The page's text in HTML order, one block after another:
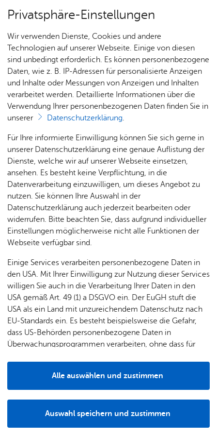
Un­se­re Ort­schaft
Zah­
Daten
& Fak­
ten
His­to­
ri­sches
Orts­
ver­
tung
s­rat &
Orts­
vor­
ste­her
Start­sei­te
Vor­le­sen
Kon­takt­for­mu­lar
Haben Sie Fragen, Ideen oder Anregungen an die
Ortsverwaltung Raderach? Bitte nutzen Sie das
Kontaktformular.
Kon­takt­for­mu­lar
Bitte be­ach­ten Sie, dass die mit * ge­kenn­zeich­ne­ten Fel­der Pflicht­
an­ga­ben sind.
Ihre Nach­richt
Kommentar *
Per­sön­li­che In­for­ma­tio­nen
Privatsphäre-Einstellungen
Wir verwenden Dienste, Cookies und andere
Technologien auf unserer Webseite. Einige von diesen
sind unbedingt erforderlich. Es können personenbezogene
Daten, wie z. B. IP-Adressen für personalisierte Anzeigen
und Inhalte oder Messungen von Anzeigen und Inhalten
verarbeitet werden. Detaillierte Informationen über die
Verwendung Ihrer personenbezogenen Daten finden Sie in
unserer
Datenschutzerklärung.
Für Ihre informierte Einwilligung können Sie sich gerne in
unserer Datenschutzerklärung eine genaue Auflistung der
Dienste, welche wir auf unserer Webseite einsetzen,
ansehen. Es besteht keine Verpflichtung, in die
Datenverarbeitung einzuwilligen, um dieses Angebot zu
nutzen. Sie können Ihre Auswahl in der
Datenschutzerklärung auch jederzeit bearbeiten oder
widerrufen. Bitte beachten Sie, dass aufgrund individueller
Einstellungen möglicherweise nicht alle Funktionen der
Webseite verfügbar sind.
Einige Services verarbeiten personenbezogene Daten in
den USA. Mit Ihrer Einwilligung zur Nutzung dieser Services
willigen Sie auch in die Verarbeitung Ihrer Daten in den
USA gemäß Art. 49 (1) a DSGVO ein. Der EuGH stuft die
USA als ein Land mit unzureichendem Datenschutz nach
EU-Standards ein. Es besteht beispielsweise die Gefahr,
dass US-Behörden personenbezogene Daten in
Überwachungsprogrammen verarbeiten, ohne dass für
Auswahl speichern und zustimmen
Alle auswählen und zustimmen